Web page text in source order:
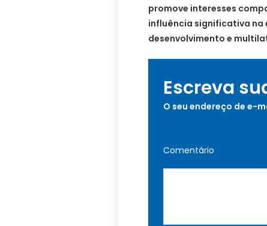
promove interesses
influência significativa na
desenvolvimento e
Escreva
O seu endereço de e-
Comentário